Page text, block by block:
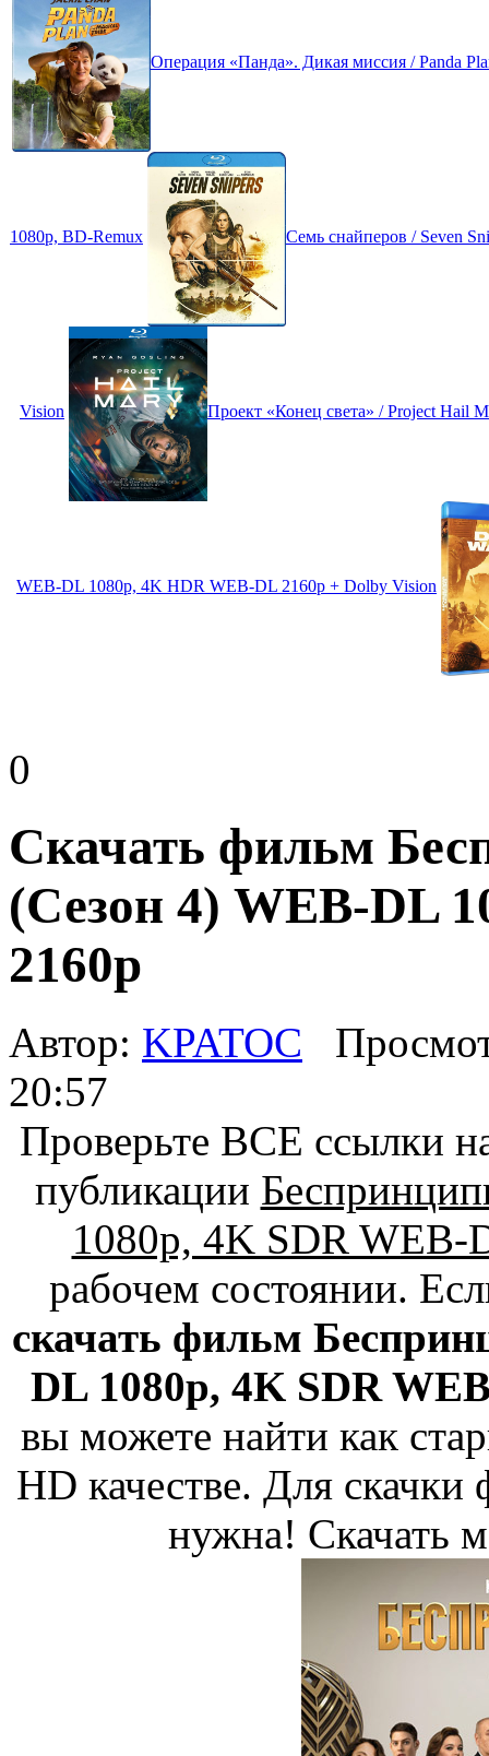
Операция «Панда». Дикая миссия / Panda
1080p, BD-Remux Семь снайперов / Seven
Vision Проект «Конец света» / Project Hail
WEB-DL 1080p, 4K HDR WEB-DL 2160p + Dolby Vision
0
Скачать фильм
(Сезон 4) WEB-DL
2160p
Автор: KPATOC
20:57
Проверьте ВСЕ ссылки
публикации
1080p, 4K SDR WEB-
рабочем состоянии.
скачать фильм
DL 1080p, 4K SDR
вы можете найти как
HD качестве. Для скачки
нужна! Скачать